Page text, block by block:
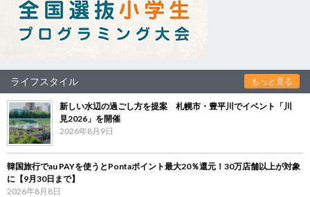
ライフスタイル もっと見る
新しい水辺の過ごし方を提案 札幌市・豊平川でイベント「川
見2026」を開催
2026年8月9日
韓国旅行でau PAYを使うとPontaポイント最大20％還元！30万店舗以上が対象
に【9月30日まで】
2026年8月8日